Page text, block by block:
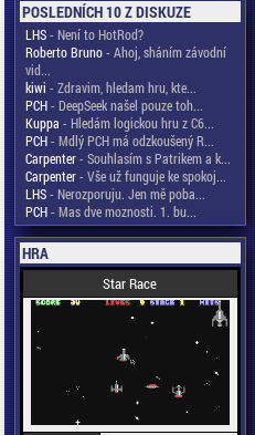
POSLEDNÍCH 10 Z DISKUZE
LHS- Není to HotRod?
Roberto Bruno- Ahoj, sháním závodní
vid...
kiwi - Zdravim, hledam hru, kte...
PCH- DeepSeek našel pouze toh...
Kuppa - Hledám logickou hru z C6...
PCH- Mdlý PCH má odzkoušený R...
Carpenter- Souhlasím s Patrikem a k...
Carpenter- Vše už funguje ke spokoj...
LHS- Nerozporuju. Jen mě poba...
PCH- Mas dve moznosti. 1. bu...
HRA
Star Race